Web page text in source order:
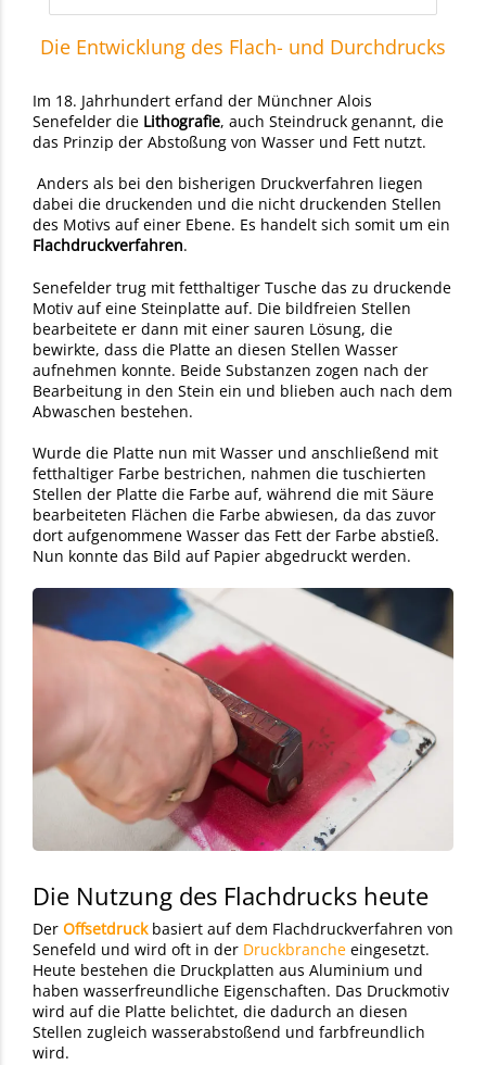
Die Entwicklung des Flach- und Durchdrucks
Im 18. Jahrhundert erfand der Münchner Alois
Senefelder die Lithografie, auch Steindruck genannt, die
das Prinzip der Abstoßung von Wasser und Fett nutzt.
Anders als bei den bisherigen Druckverfahren liegen
dabei die druckenden und die nicht druckenden Stellen
des Motivs auf einer Ebene. Es handelt sich somit um ein
Flachdruckverfahren.
Senefelder trug mit fetthaltiger Tusche das zu druckende
Motiv auf eine Steinplatte auf. Die bildfreien Stellen
bearbeitete er dann mit einer sauren Lösung, die
bewirkte, dass die Platte an diesen Stellen Wasser
aufnehmen konnte. Beide Substanzen zogen nach der
Bearbeitung in den Stein ein und blieben auch nach dem
Abwaschen bestehen.
Wurde die Platte nun mit Wasser und anschließend mit
fetthaltiger Farbe bestrichen, nahmen die tuschierten
Stellen der Platte die Farbe auf, während die mit Säure
bearbeiteten Flächen die Farbe abwiesen, da das zuvor
dort aufgenommene Wasser das Fett der Farbe abstieß.
Nun konnte das Bild auf Papier abgedruckt werden.
Die Nutzung des Flachdrucks heute
Der Offsetdruckbasiert auf dem Flachdruckverfahren von
Senefeld und wird oft in der Druckbranche eingesetzt.
Heute bestehen die Druckplatten aus Aluminium und
haben wasserfreundliche Eigenschaften. Das Druckmotiv
wird auf die Platte belichtet, die dadurch an diesen
Stellen zugleich wasserabstoßend und farbfreundlich
wird.